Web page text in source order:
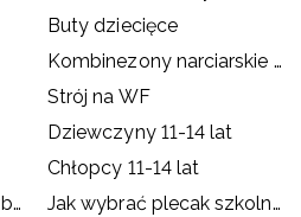
Buty dziecięce
Kombinezony narciarskie dziecięce
Strój na WF
Dziewczyny 11-14 lat
Chłopcy 11-14 lat
Jaki strój na WF – co wybrać dla dziecka?
Jak wybrać plecak szkolny?